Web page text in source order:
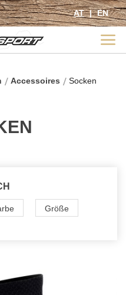
AT EN
Accessoires Socken
Größe